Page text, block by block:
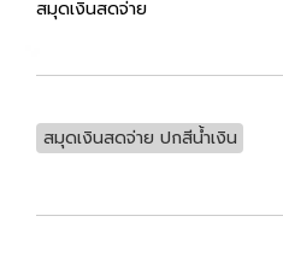
สมุดเงินสดจ่าย
สมุดเงินสดจ่าย ปกสีน้ำเงิน